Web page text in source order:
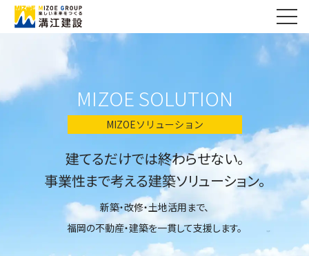
MIZOE SOLUTION
MIZOEソリューション
建てるだけでは終わらせない。
事業性まで考える建築ソリューション。
新築・改修・土地活用まで、
福岡の不動産・建築を一貫して支援します。